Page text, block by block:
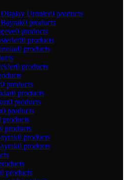
Ürünler0 products
0 products
0 products
0 products
0 products
0 products
0 products
0 products
0 products
0 products
products
products
0 products
0 products
0 products